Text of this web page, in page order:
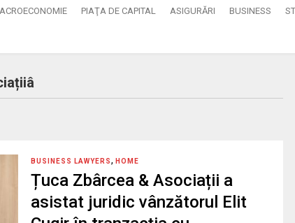
PIAŢA DE CAPITAL ASIGURĂRI BUSINESS
BUSINESS LAWYERS, HOME
Țuca Zbârcea & Asociații a
asistat juridic vânzătorul Elit